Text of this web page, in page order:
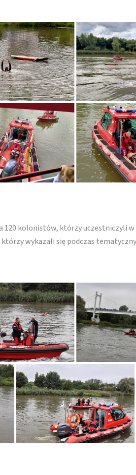
120 kolonistów, którzy uczestniczyli w
wykazali się podczas